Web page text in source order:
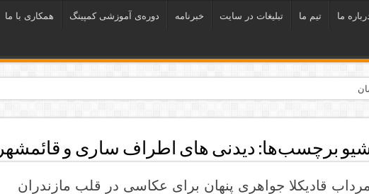
ما تیم ما تبلیغات در سایت خبرنامه دوره‌ی آموزشی کمپینگ همکاری با ما
برچسب‌ها: دیدنی های اطراف ساری و قائمشهر
مرداب قادیکلا جواهری پنهان برای عکاسی در قلب مازندران